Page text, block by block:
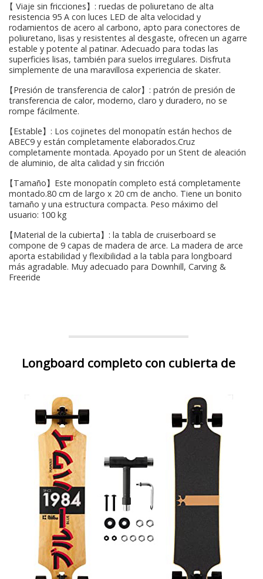
【 Viaje sin fricciones】: ruedas de poliuretano de alta
resistencia 95 A con luces LED de alta velocidad y
rodamientos de acero al carbono, apto para conectores de
poliuretano, lisas y resistentes al desgaste, ofrecen un agarre
estable y potente al patinar. Adecuado para todas las
superficies lisas, también para suelos irregulares. Disfruta
simplemente de una maravillosa experiencia de skater.
【Presión de transferencia de calor】: patrón de presión de
transferencia de calor, moderno, claro y duradero, no se
rompe fácilmente.
【Estable】: Los cojinetes del monopatín están hechos de
ABEC9 y están completamente elaborados.Cruz
completamente montada. Apoyado por un Stent de aleación
de aluminio, de alta calidad y sin fricción
【Tamaño】Este monopatín completo está completamente
montado.80 cm de largo x 20 cm de ancho. Tiene un bonito
tamaño y una estructura compacta. Peso máximo del
usuario: 100 kg
【Material de la cubierta】: la tabla de cruiserboard se
compone de 9 capas de madera de arce. La madera de arce
aporta estabilidad y flexibilidad a la tabla para longboard
más agradable. Muy adecuado para Downhill, Carving &
Freeride
Longboard completo con cubierta de